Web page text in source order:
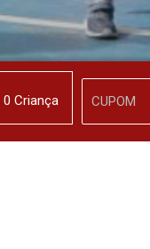
0 Criança